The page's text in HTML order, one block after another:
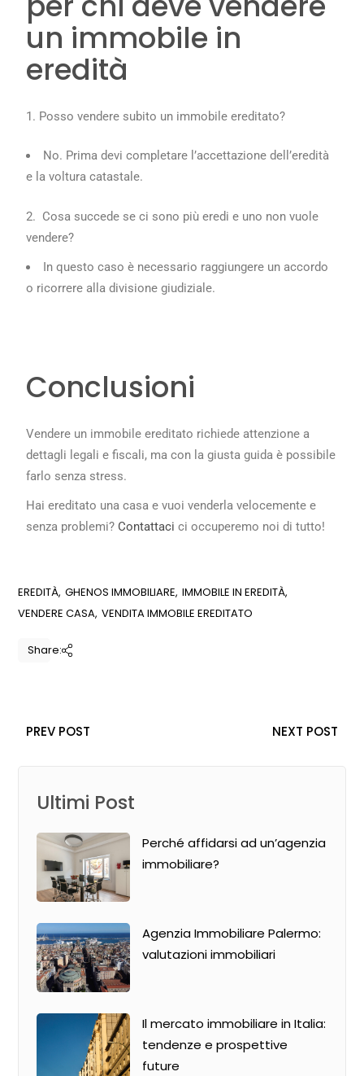
un immobile in
eredità
Posso vendere subito un immobile ereditato?
No. Prima devi completare l’accettazione dell’eredità
e la voltura catastale.
2. Cosa succede se ci sono più eredi e uno non vuole
vendere?
In questo caso è necessario raggiungere un accordo
o ricorrere alla divisione giudiziale.
Conclusioni
Vendere un immobile ereditato richiede attenzione a
dettagli legali e fiscali, ma con la giusta guida è possibile
farlo senza stress.
Hai ereditato una casa e vuoi venderla velocemente e
senza problemi? Contattaci ci occuperemo noi di tutto!
EREDITÀ GHENOS IMMOBILIARE IMMOBILE IN EREDITÀ
VENDERE CASA VENDITA IMMOBILE EREDITATO
Share:
PREV POST NEXT POST
Ultimi Post
Perché affidarsi ad un’agenzia
immobiliare?
Agenzia Immobiliare Palermo:
valutazioni immobiliari
Il mercato immobiliare in Italia:
tendenze e prospettive
future